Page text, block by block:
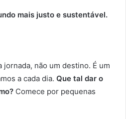
mais justo e sustentável.
não um destino. É um
a cada dia. Que tal dar o
Comece por pequenas